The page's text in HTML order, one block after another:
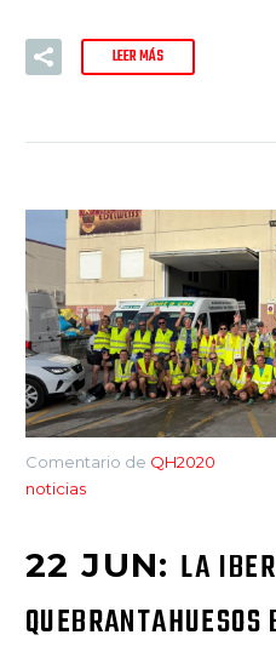
LEER MÁS
Comentario de QH2020
noticias
22 JUN: LA